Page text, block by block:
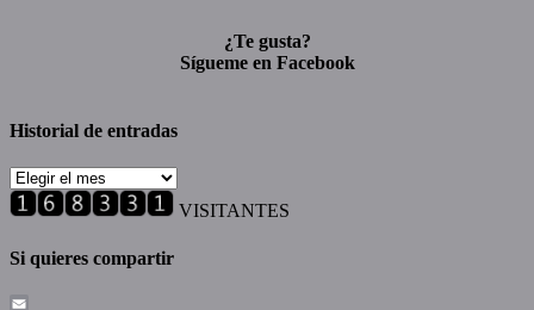
¿Te gusta?
Sígueme en Facebook
Historial de entradas
Historial
de
entradas
VISITANTES
Si quieres compartir